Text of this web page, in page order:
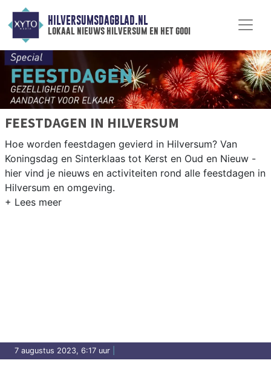
HILVERSUMSDAGBLAD.NL
lokaal nieuws hilversum en het gooi
FEESTDAGEN IN HILVERSUM
Hoe worden feestdagen gevierd in Hilversum? Van
Koningsdag en Sinterklaas tot Kerst en Oud en Nieuw -
hier vind je nieuws en activiteiten rond alle feestdagen in
Hilversum en omgeving.
7 augustus 2023, 6:17 uur